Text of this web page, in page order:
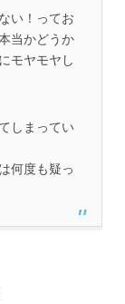
い！ってお
当かどうか
モヤモヤし
しまってい
何度も疑っ